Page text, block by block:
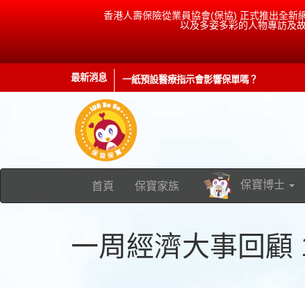
香港人壽保險從業員協會(保協) 正式推出全新
以及多姿多彩的人物專訪及
最新消息
一紙預設醫療指示會影響保單嗎？ 保監出
首頁 保寶家族 保寶博士
一周經濟大事回顧